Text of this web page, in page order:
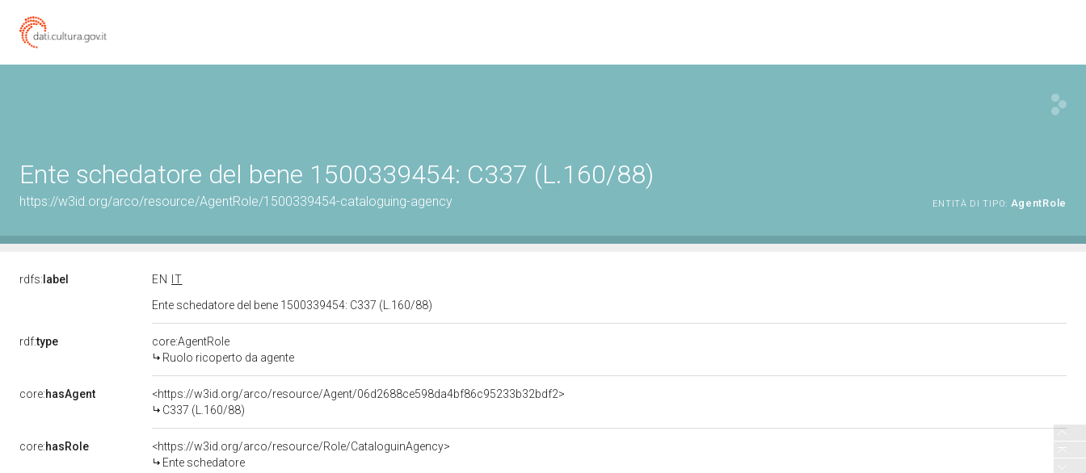
Ente schedatore del bene 1500339454: C337 (L.160/88)
https://w3id.org/arco/resource/AgentRole/1500339454-cataloguing-agency ENTITÀ DI TIPO: AgentRole
rdfs: label EN
IT
Ente schedatore del bene 1500339454: C337 (L.160/88)
rdf:type
core:AgentRole
Ruolo ricoperto da agente
core:hasAgent
<https://w3id.org/arco/resource/Agent/06d2688ce598da4bf86c95233b32bdf2>
C337 (L.160/88)
core:hasRole
<https://w3id.org/arco/resource/Role/CataloguinAgency>
Ente schedatore